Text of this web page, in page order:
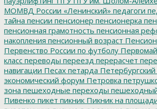
МОМВД России «Ленинский» педагоги
тайна пенсии пенсионер пенсионерка
пенсионная грамотность пенсионная
накопления пенсионный возраст
Первенство России по футболу
класс переводы переезд перерасчет
навигации Песах петарда
экономический форум Петровка
зона пешеходные переходы
Пивенко пикет пикник Пикник на